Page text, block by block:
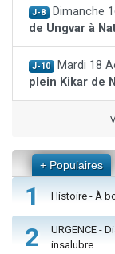
J-8 Dimanche
de Ungvar à
J-10 Mardi 18
plein Kikar de
+ Populaires
1 Histoire - À
2
URGENCE -
insalubre